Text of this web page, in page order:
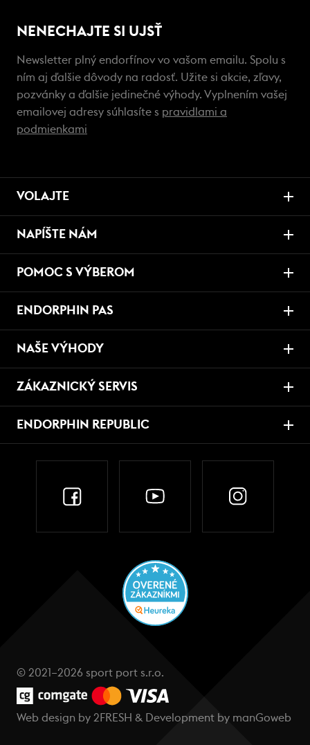
NENECHAJTE SI UJSŤ
Newsletter plný endorfínov vo vašom emailu. Spolu s
ním aj ďalšie dôvody na radosť. Užite si akcie, zľavy,
pozvánky a ďalšie jedinečné výhody. Vyplnením vašej
emailovej adresy súhlasíte s pravidlami a
podmienkami
VOLAJTE
NAPÍŠTE NÁM
POMOC S VÝBEROM
ENDORPHIN PAS
NAŠE VÝHODY
ZÁKAZNICKÝ SERVIS
ENDORPHIN REPUBLIC
© 2021–2026 sport port s.r.o.
Web design by 2FRESH & Development by manGoweb